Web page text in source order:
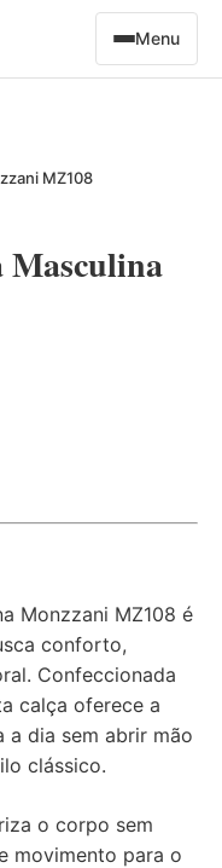
Menu
MZ108
Masculina
Monzzani MZ108 é
conforto,
Confeccionada
calça oferece a
a dia sem abrir mão
clássico.
o corpo sem
movimento para o